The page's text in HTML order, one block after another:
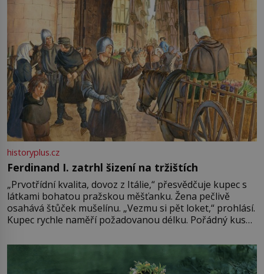
historyplus.cz
Ferdinand I. zatrhl šizení na tržištích
„Prvotřídní kvalita, dovoz z Itálie,“ přesvědčuje kupec s
látkami bohatou pražskou měšťanku. Žena pečlivě
osahává štůček mušelínu. „Vezmu si pět loket,“ prohlásí.
Kupec rychle naměří požadovanou délku. Pořádný kus
milostpaní. Stačí jenom na sukni,“ zhodnotí švadlena
množství růžového mušelínu. „Ošidili vás, podívejte.“
Vezme do ruky dřevěnou